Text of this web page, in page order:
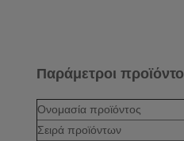
Παράμετροι
Ονομασία προϊόντος
Σειρά προϊόντων